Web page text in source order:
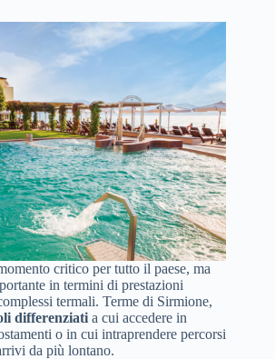
critico per tutto il paese, ma
in termini di prestazioni
termali. Terme di Sirmione,
differenziati a cui accedere in
o in cui intraprendere percorsi
da più lontano.